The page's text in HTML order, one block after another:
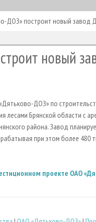
ДОЗ» построит новый завод
новый
ДОЗ» по
лесами Брянской области с
района. Завод
при этом более 480
проекте ОАО